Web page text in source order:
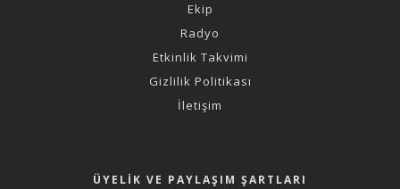
Ekip
Radyo
Etkinlik Takvimi
Gizlilik Politikası
İletişim
ÜYELIK VE PAYLAŞIM ŞARTLARI